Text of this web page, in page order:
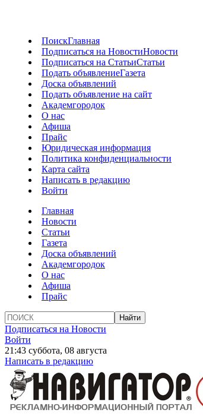
ПоискГлавная
Подписаться на НовостиНовости
Подписаться на СтатьиСтатьи
Подать объявлениеГазета
Доска объявлений
Подать объявление на сайт
Академгородок
О нас
Афиша
Прайс
Юридическая информация
Политика конфиденциальности
Карта сайта
Написать в редакцию
Войти
Главная
Новости
Статьи
Газета
Доска объявлений
Академгородок
О нас
Афиша
Прайс
Подписаться на Новости
Войти
21:43 суббота, 08 августа
Написать в редакцию